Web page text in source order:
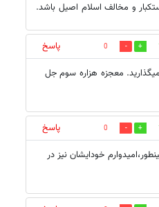
و مخالف اسلام اصیل باشد.
0
پاسخ
معجزه هزاره سوم جل
0
پاسخ
خودایشان نیز در